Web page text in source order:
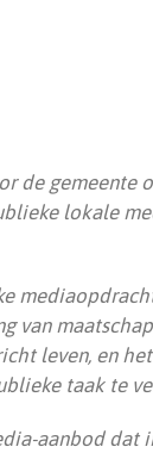
de gemeente
lokale
van
leven, en
taak te
aanbod dat